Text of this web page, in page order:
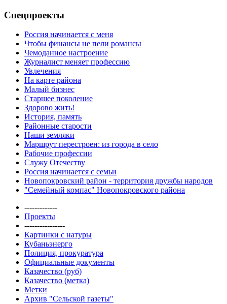
Спецпроекты
Россия начинается с меня
Чтобы финансы не пели романсы
Чемоданное настроение
Журналист меняет профессию
Увлечения
На карте района
Малый бизнес
Старшее поколение
Здорово жить!
История, память
Районные старости
Наши земляки
Маршрут перестроен: из города в село
Рабочие профессии
Служу Отечеству
Россия начинается с семьи
Новопокровский район - территория дружбы народов
"Семейный компас" Новопокровского района
-------------
Проекты
----------------
Картинки с натуры
Кубаньэнерго
Полиция, прокуратура
Официальные документы
Казачество (руб)
Казачество (метка)
Метки
Архив "Сельской газеты"